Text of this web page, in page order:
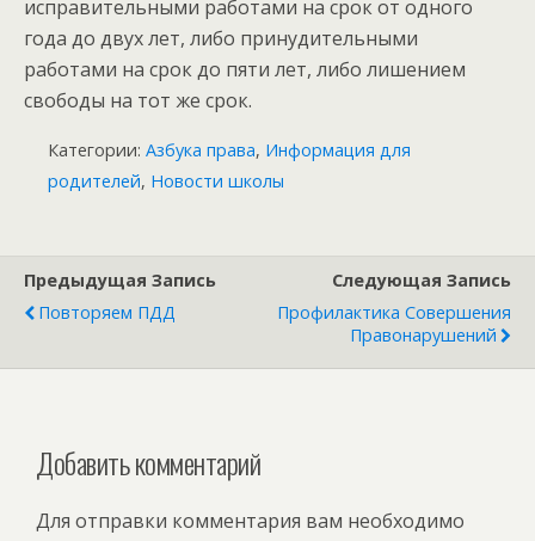
исправительными работами на срок от одного
года до двух лет, либо принудительными
работами на срок до пяти лет, либо лишением
свободы на тот же срок.
Категории: Азбука права, Информация для
родителей, Новости школы
Предыдущая Запись
Повторяем ПДД
Следующая Запись
Профилактика Совершения
Правонарушений
Добавить комментарий
Для отправки комментария вам необходимо